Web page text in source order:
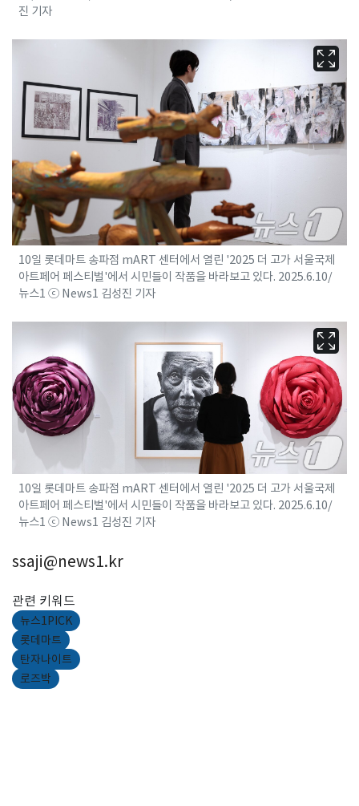
진 기자
10일 롯데마트 송파점 mART 센터에서 열린 '2025 더 고가 서울국제
아트페어 페스티벌'에서 시민들이 작품을 바라보고 있다. 2025.6.10/
뉴스1 ⓒ News1 김성진 기자
10일 롯데마트 송파점 mART 센터에서 열린 '2025 더 고가 서울국제
아트페어 페스티벌'에서 시민들이 작품을 바라보고 있다. 2025.6.10/
뉴스1 ⓒ News1 김성진 기자
ssaji@news1.kr
관련 키워드
뉴스1PICK
롯데마트
탄자나이트
로즈박